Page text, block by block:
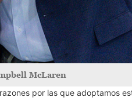
McLaren
por las que adoptamos